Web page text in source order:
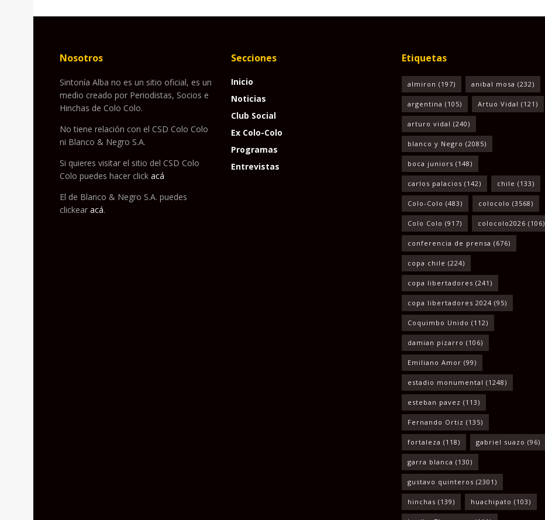
Nosotros
Sintonía Alba no es un sitio oficial, es un
medio creado por Periodistas, Socios e
Hinchas de Colo Colo.
No tiene relación con el CSD Colo Colo
ni Blanco & Negro S.A.
Si quieres visitar el sitio del CSD Colo
Colo puedes hacer click acá
El de Blanco & Negro S.A. puedes
clickear acá.
Secciones
Inicio
Noticias
Club Social
Ex Colo-Colo
Programas
Entrevistas
Etiquetas
almiron (197) anibal mosa (232)
argentina (105) Artuo Vidal (121)
arturo vidal (240)
blanco y Negro (2085)
boca juniors (148)
carlos palacios (142) chile (133)
Colo-Colo (483) colocolo (3568)
Colo Colo (917) colocolo2026 (106)
conferencia de prensa (676)
copa chile (224)
copa libertadores (241)
copa libertadores 2024 (95)
Coquimbo Unido (112)
damian pizarro (106)
Emiliano Amor (99)
estadio monumental (1248)
esteban pavez (113)
Fernando Ortiz (135)
fortaleza (118) gabriel suazo (96)
garra blanca (130)
gustavo quinteros (2301)
hinchas (139) huachipato (103)